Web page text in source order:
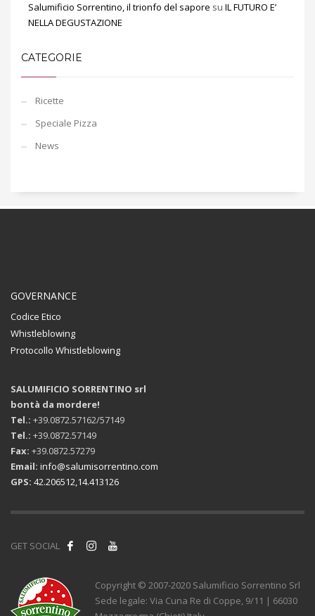
Salumificio Sorrentino, il trionfo del sapore su IL FUTURO E’
NELLA DEGUSTAZIONE
CATEGORIE
Ricette
Speciale Pizza
News
GOVERNANCE
Codice Etico
Whistleblowing
Protocollo Whistleblowing
SALUMIFICIO SORRENTINO srl
bontà da mordere!
Tel.: +39.0872.57162/57149
Tel.: +39.0872.57149
Fax: +39.0872.57279
Email: info@salumisorrentino.com
GPS: 42.206512,14.413126
GET SOCIAL
Copyright © 2007-2020 Salumificio Sorrentino Srl
Sede legale: Via Cuna Re di Coppe, 9/11 | 66030